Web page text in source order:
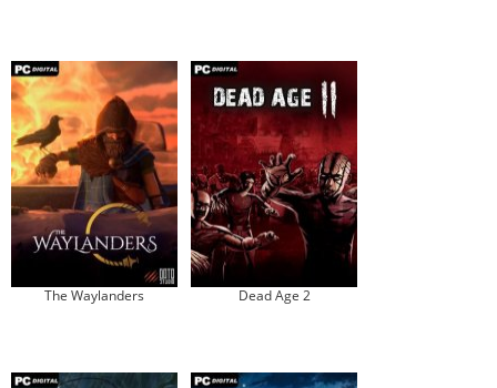
The Waylanders Dead Age 2